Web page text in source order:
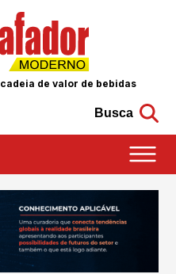
cadeia de valor de bebidas
Busca